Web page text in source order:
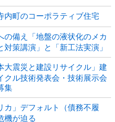
内町のコーポラティブ住宅
の備え「地盤の液状化のメカ
対策講演」と「新工法実演」
大震災と建設リサイクル」建
クル技術発表会・技術展示会
集
カ」デフォルト（債務不履
機が迫る